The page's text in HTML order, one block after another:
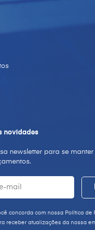
novidades
newsletter para se
concorda com nossa Política de
receber atualizações da nossa